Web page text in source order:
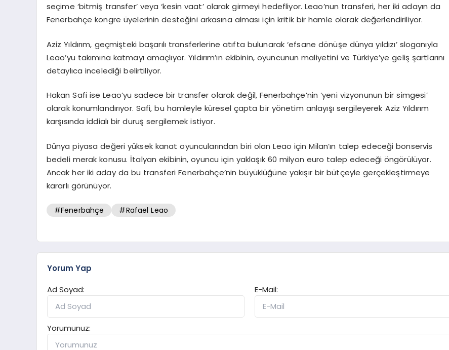
seçime ‘bitmiş transfer’ veya ‘kesin vaat’ olarak girmeyi hedefliyor. Leao’nun transferi, her iki adayın da
Fenerbahçe kongre üyelerinin desteğini arkasına alması için kritik bir hamle olarak değerlendiriliyor.
Aziz Yıldırım, geçmişteki başarılı transferlerine atıfta bulunarak ‘efsane dönüşe dünya yıldızı’ sloganıyla
Leao’yu takımına katmayı amaçlıyor. Yıldırım’ın ekibinin, oyuncunun maliyetini ve Türkiye’ye geliş şartlarını
detaylıca incelediği belirtiliyor.
Hakan Safi ise Leao’yu sadece bir transfer olarak değil, Fenerbahçe’nin ‘yeni vizyonunun bir simgesi’
olarak konumlandırıyor. Safi, bu hamleyle küresel çapta bir yönetim anlayışı sergileyerek Aziz Yıldırım
karşısında iddialı bir duruş sergilemek istiyor.
Dünya piyasa değeri yüksek kanat oyuncularından biri olan Leao için Milan’ın talep edeceği bonservis
bedeli merak konusu. İtalyan ekibinin, oyuncu için yaklaşık 60 milyon euro talep edeceği öngörülüyor.
Ancak her iki aday da bu transferi Fenerbahçe’nin büyüklüğüne yakışır bir bütçeyle gerçekleştirmeye
kararlı görünüyor.
#Fenerbahçe #Rafael Leao
Yorum Yap
Ad Soyad:
E-Mail:
Yorumunuz: